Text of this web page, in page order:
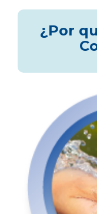
¿Por